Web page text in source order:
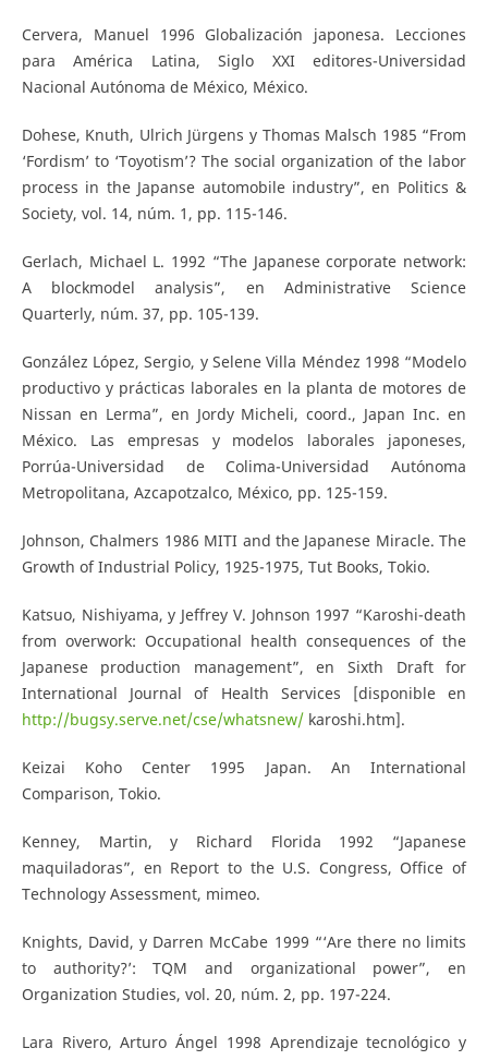
Cervera, Manuel 1996 Globalización japonesa. Lecciones
para América Latina, Siglo XXI editores-Universidad
Nacional Autónoma de México, México.
Dohese, Knuth, Ulrich Jürgens y Thomas Malsch 1985 “From
‘Fordism’ to ‘Toyotism’? The social organization of the labor
process in the Japanse automobile industry”, en Politics &
Society, vol. 14, núm. 1, pp. 115-146.
Gerlach, Michael L. 1992 “The Japanese corporate network:
A blockmodel analysis”, en Administrative Science
Quarterly, núm. 37, pp. 105-139.
González López, Sergio, y Selene Villa Méndez 1998 “Modelo
productivo y prácticas laborales en la planta de motores de
Nissan en Lerma”, en Jordy Micheli, coord., Japan Inc. en
México. Las empresas y modelos laborales japoneses,
Porrúa-Universidad de Colima-Universidad Autónoma
Metropolitana, Azcapotzalco, México, pp. 125-159.
Johnson, Chalmers 1986 MITI and the Japanese Miracle. The
Growth of Industrial Policy, 1925-1975, Tut Books, Tokio.
Katsuo, Nishiyama, y Jeffrey V. Johnson 1997 “Karoshi-death
from overwork: Occupational health consequences of the
Japanese production management”, en Sixth Draft for
International Journal of Health Services [disponible en
http://bugsy.serve.net/cse/whatsnew/karoshi.htm].
Keizai Koho Center 1995 Japan. An International
Comparison, Tokio.
Kenney, Martin, y Richard Florida 1992 “Japanese
maquiladoras”, en Report to the U.S. Congress, Office of
Technology Assessment, mimeo.
Knights, David, y Darren McCabe 1999 “‘Are there no limits
to authority?’: TQM and organizational power”, en
Organization Studies, vol. 20, núm. 2, pp. 197-224.
Lara Rivero, Arturo Ángel 1998 Aprendizaje tecnológico y